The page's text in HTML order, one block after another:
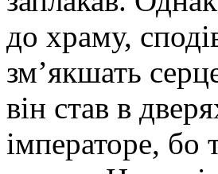
до храму,
зм’якшать
він став в
імператоре, бо